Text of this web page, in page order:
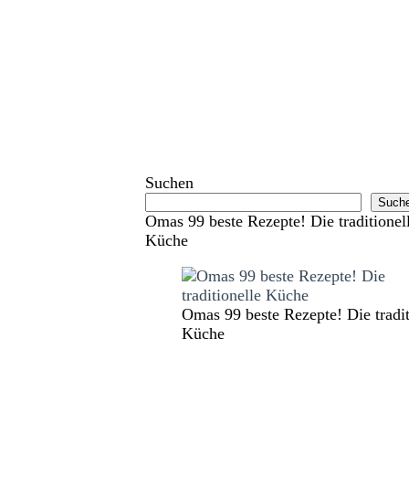
Suchen
Omas 99 beste Rezepte! Die
Küche
Omas 99 beste Rezepte! Die
Küche